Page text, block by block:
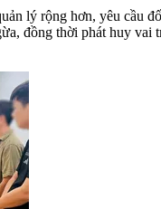
lý rộng hơn, yêu cầu
đồng thời phát huy